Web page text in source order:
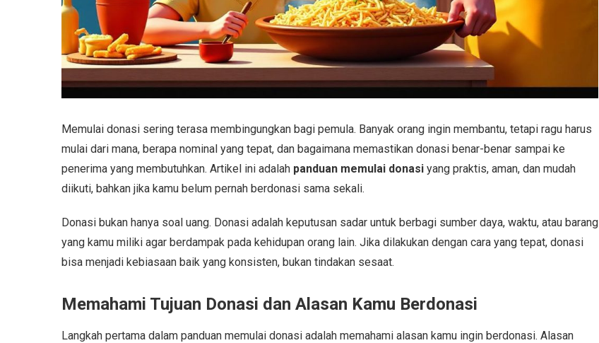
Memulai donasi sering terasa membingungkan bagi pemula. Banyak orang ingin membantu, tetapi ragu harus
mulai dari mana, berapa nominal yang tepat, dan bagaimana memastikan donasi benar-benar sampai ke
penerima yang membutuhkan. Artikel ini adalah panduan memulai donasi yang praktis, aman, dan mudah
diikuti, bahkan jika kamu belum pernah berdonasi sama sekali.
Donasi bukan hanya soal uang. Donasi adalah keputusan sadar untuk berbagi sumber daya, waktu, atau barang
yang kamu miliki agar berdampak pada kehidupan orang lain. Jika dilakukan dengan cara yang tepat, donasi
bisa menjadi kebiasaan baik yang konsisten, bukan tindakan sesaat.
Memahami Tujuan Donasi dan Alasan Kamu Berdonasi
Langkah pertama dalam panduan memulai donasi adalah memahami alasan kamu ingin berdonasi. Alasan